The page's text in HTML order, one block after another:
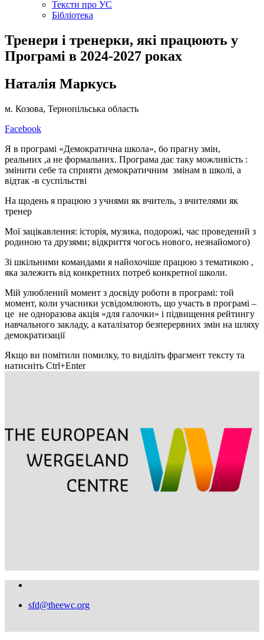
Тексти про УС
Бібліотека
Тренери і тренерки, які працюють у
Програмі в 2024-2027 роках
Наталія Маркусь
м. Козова, Тернопільська область
Facebook
Я в програмі «Демократична школа», бо прагну змін,
реальних ,а не формальних. Програма дає таку можливість :
змінити себе та сприяти демократичним змінам в школі, а
відтак -в суспільстві
На щодень я працюю з учнями як вчитель, з вчителями як
тренер
Мої зацікавлення: історія, музика, подорожі, час проведений з
родиною та друзями; відкриття чогось нового, незнайомого)
Зі шкільними командами я найохочіше працюю з тематикою ,
яка залежить від конкретних потреб конкретної школи.
Мій улюблений момент з досвіду роботи в програмі: той
момент, коли учасники усвідомлюють, що участь в програмі –
це не одноразова акція «для галочки» і підвищення рейтингу
навчального закладу, а каталізатор безперервних змін на шляху
демократизації
Якщо ви помітили помилку, то виділіть фрагмент тексту та
натисніть Ctrl+Enter
sfd@theewc.org